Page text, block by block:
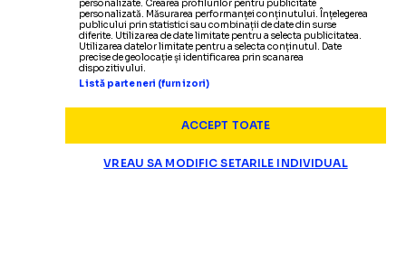
personalizate. Crearea profilurilor pentru publicitate
personalizată. Măsurarea performanței conținutului. Înțelegerea
publicului prin statistici sau combinații de date din surse
diferite. Utilizarea de date limitate pentru a selecta publicitatea.
Utilizarea datelor limitate pentru a selecta conținutul. Date
precise de geolocație și identificarea prin scanarea
dispozitivului.
Listă parteneri (furnizori)
ACCEPT TOATE
VREAU SA MODIFIC SETARILE INDIVIDUAL